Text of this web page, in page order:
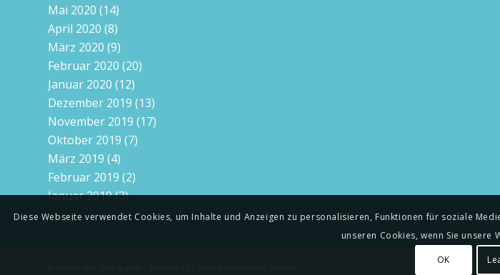
Mai 2020 (14)
April 2020 (8)
März 2020 (9)
Februar 2020 (20)
Januar 2020 (12)
Dezember 2019 (13)
November 2019 (17)
Oktober 2019 (7)
März 2019 (4)
Februar 2019 (2)
Januar 2019(3)
Diese Webseite verwendet Cookies, um Inhalte und Anzeigen zu personalisieren, Funktionen für soziale
unseren Cookies, wenn Sie unsere
OK